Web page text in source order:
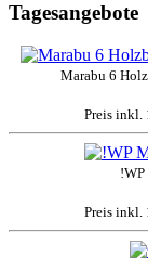
Tagesangebote
Marabu 6
Preis inkl.
Preis inkl.